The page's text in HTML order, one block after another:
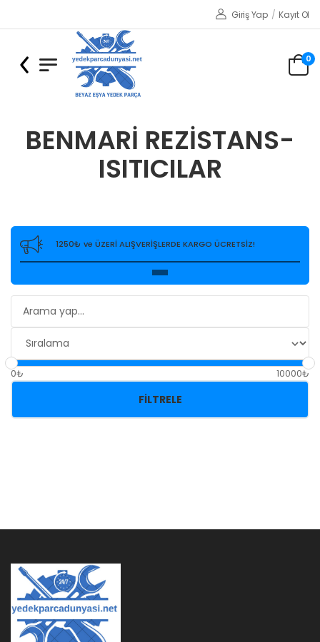
Giriş Yap / Kayıt Ol
0
BENMARİ REZİSTANS-
ISITICILAR
1250₺ ve ÜZERİ ALIŞVERİŞLERDE KARGO ÜCRETSİZ!
0₺ 10000₺
FILTRELE